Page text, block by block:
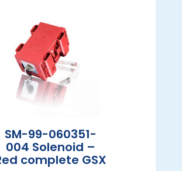
SM-99-060351-
004 Solenoid –
complete GSX